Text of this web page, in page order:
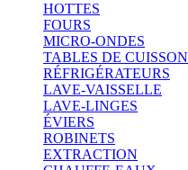
HOTTES
FOURS
MICRO-ONDES
TABLES DE CUISSON
RÉFRIGÉRATEURS
LAVE-VAISSELLE
LAVE-LINGES
ÉVIERS
ROBINETS
EXTRACTION